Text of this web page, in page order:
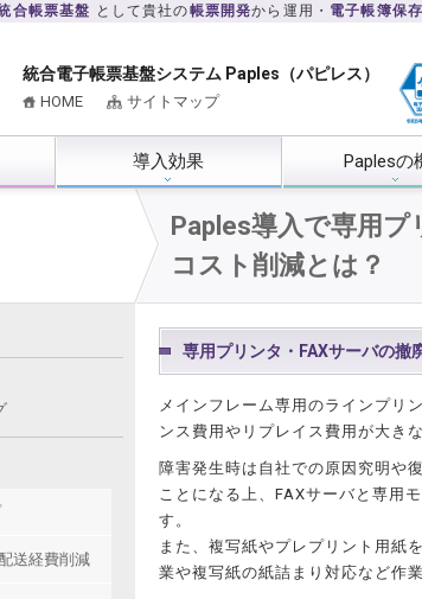
合帳票基盤 として貴社の帳票開発から運用・ 電子帳簿保
統合電子帳票基盤システム Paples（パピレス）
HOME サイトマップ
導入効果 Paplesの
Paples導入で専用プ
コスト削減とは？
専用プリンタ・FAXサーバの撤
メインフレーム専用のラインプリ
ンス費用やリプレイス費用が大き
障害発生時は自社での原因究明や
ことになる上、FAXサーバと専用
す。
また、複写紙やプレプリント用紙
業や複写紙の紙詰まり対応など作
送経費削減